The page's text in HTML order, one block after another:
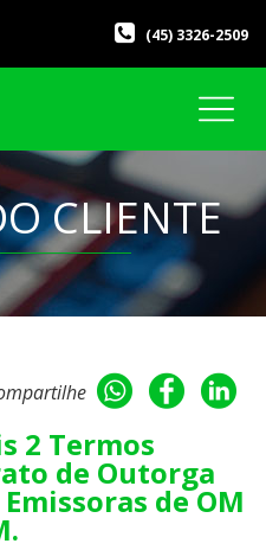
(45) 3326-2509
CLIENTE
2 Termos
de Outorga
de OM